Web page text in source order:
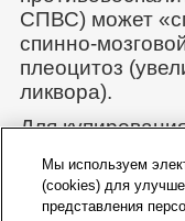
СПВС) может
спинно-
плеоцитоз
ликвора).
Для
метамизол,
Мы используем
(cookies) для
представления